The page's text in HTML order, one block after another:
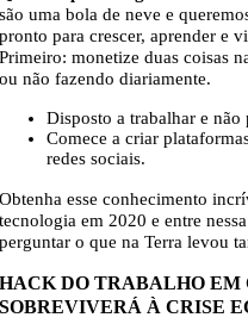
são uma bola de neve e
pronto para crescer, aprender e
Primeiro: monetize duas coisas
ou não fazendo diariamente.
Disposto a trabalhar e
Comece a criar
redes sociais.
Obtenha esse conhecimento
tecnologia em 2020 e entre
perguntar o que na Terra levou
HACK DO TRABALHO EM
SOBREVIVERÁ À CRISE